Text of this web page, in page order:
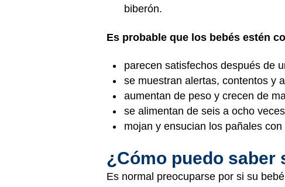
biberón.
Es probable que los bebés estén
parecen satisfechos después de
se muestran alertas, contentos y
aumentan de peso y crecen de
se alimentan de seis a ocho
mojan y ensucian los pañales con
¿Cómo puedo saber
Es normal preocuparse por si su